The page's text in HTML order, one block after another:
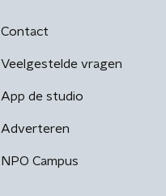
Contact
Veelgestelde vragen
App de studio
Adverteren
NPO Campus